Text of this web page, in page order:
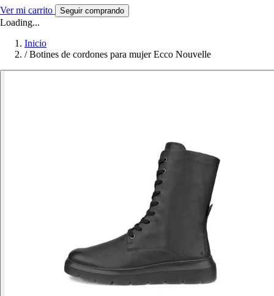
Ver mi carrito Seguir comprando
Loading...
Inicio
/ Botines de cordones para mujer Ecco Nouvelle